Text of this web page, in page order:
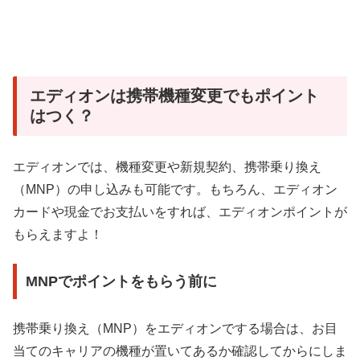
エディオンは携帯機種変更でもポイント
はつく？
エディオンでは、機種変更や新規契約、携帯乗り換え
（MNP）の申し込みも可能です。もちろん、エディオン
カードや現金でお支払いをすれば、エディオンポイントが
もらえますよ！
MNPでポイントをもらう前に
携帯乗り換え（MNP）をエディオンでする場合は、お目
当てのキャリアの機種が置いてあるか確認してからにしま